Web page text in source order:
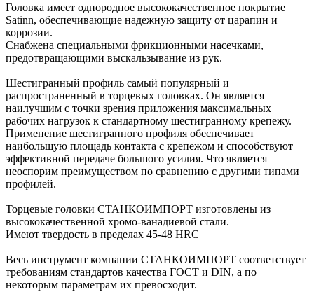
Головка имеет однородное высококачественное покрытие
Satinn, обеспечивающие надежную защиту от царапин и
коррозии.
Снабжена специальными фрикционными насечками,
предотвращающими выскальзывание из рук.
Шестигранный профиль самый популярный и
распространенный в торцевых головках. Он является
наилучшим с точки зрения приложения максимальных
рабочих нагрузок к стандартному шестигранному крепежу.
Применение шестигранного профиля обеспечивает
наибольшую площадь контакта с крепежом и способствуют
эффективной передаче большого усилия. Что является
неоспорим преимуществом по сравнению с другими типами
профилей.
Торцевые головки СТАНКОИМПОРТ изготовлены из
высококачественной хромо-ванадиевой стали.
Имеют твердость в пределах 45-48 HRC
Весь инструмент компании СТАНКОИМПОРТ соответствует
требованиям стандартов качества ГОСТ и DIN, а по
некоторым параметрам их превосходит.